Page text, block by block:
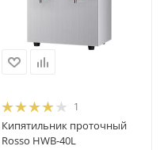
1
Кипятильник проточный
Rosso HWB-40L